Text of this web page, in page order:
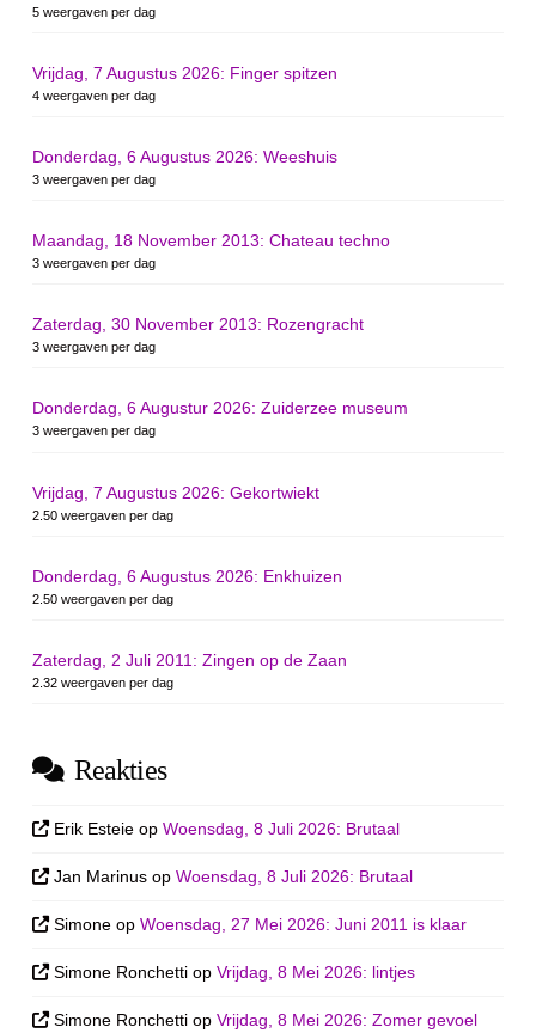
5 weergaven per dag
Vrijdag, 7 Augustus 2026: Finger spitzen
4 weergaven per dag
Donderdag, 6 Augustus 2026: Weeshuis
3 weergaven per dag
Maandag, 18 November 2013: Chateau techno
3 weergaven per dag
Zaterdag, 30 November 2013: Rozengracht
3 weergaven per dag
Donderdag, 6 Augustur 2026: Zuiderzee museum
3 weergaven per dag
Vrijdag, 7 Augustus 2026: Gekortwiekt
2.50 weergaven per dag
Donderdag, 6 Augustus 2026: Enkhuizen
2.50 weergaven per dag
Zaterdag, 2 Juli 2011: Zingen op de Zaan
2.32 weergaven per dag
Reakties
Erik Esteie opWoensdag, 8 Juli 2026: Brutaal
Jan Marinus opWoensdag, 8 Juli 2026: Brutaal
Simone opWoensdag, 27 Mei 2026: Juni 2011 is klaar
Simone Ronchetti opVrijdag, 8 Mei 2026: lintjes
Simone Ronchetti opVrijdag, 8 Mei 2026: Zomer gevoel